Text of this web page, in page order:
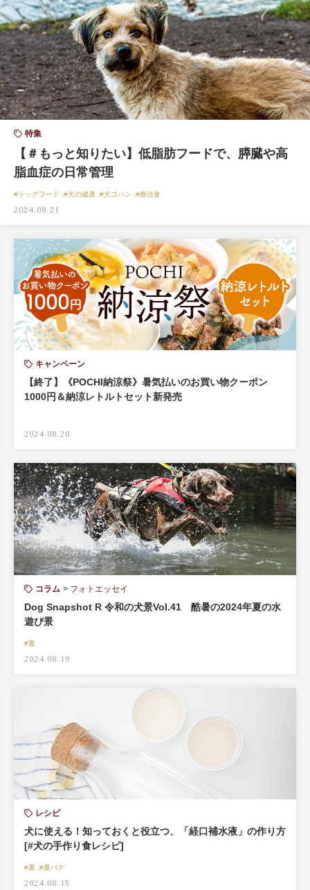
特集
【＃もっと知りたい】低脂肪フードで、膵臓や高
脂血症の日常管理
#ドッグフード ,#犬の健康 ,#犬ゴハン ,#療法食
2024.08.21
キャンペーン
【終了】《POCHI納涼祭》暑気払いのお買い物クーポン
1000円＆納涼レトルトセット新発売
2024.08.20
コラム フォトエッセイ
Dog Snapshot R 令和の犬景Vol.41 酷暑の2024年夏の水
遊び景
#夏
2024.08.19
レシピ
犬に使える！知っておくと役立つ、「経口補水液」の作り方
[#犬の手作り食レシピ]
#夏 ,#夏バテ
2024.08.15